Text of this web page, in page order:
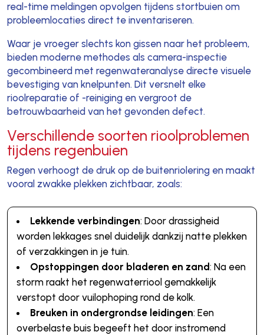
real-time meldingen opvolgen tijdens stortbuien om
probleemlocaties direct te inventariseren.
Waar je vroeger slechts kon gissen naar het probleem,
bieden moderne methodes als camera-inspectie
gecombineerd met regenwateranalyse directe visuele
bevestiging van knelpunten. Dit versnelt elke
rioolreparatie of -reiniging en vergroot de
betrouwbaarheid van het gevonden defect.
Verschillende soorten rioolproblemen
tijdens regenbuien
Regen verhoogt de druk op de buitenriolering en maakt
vooral zwakke plekken zichtbaar, zoals:
Lekkende verbindingen: Door drassigheid
worden lekkages snel duidelijk dankzij natte plekken
of verzakkingen in je tuin.
Opstoppingen door bladeren en zand: Na een
storm raakt het regenwaterriool gemakkelijk
verstopt door vuilophoping rond de kolk.
Breuken in ondergrondse leidingen: Een
overbelaste buis begeeft het door instromend